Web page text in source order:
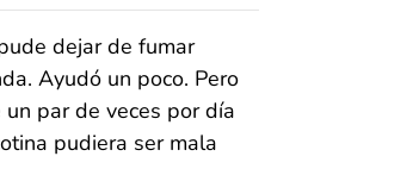
dejar de fumar
Ayudó un poco. Pero
par de veces por día
pudiera ser mala